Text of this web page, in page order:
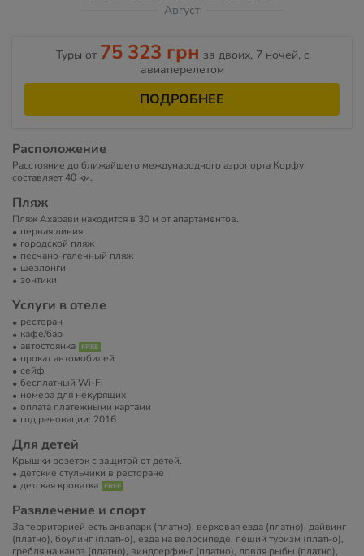
Август
Туры от 75 323 грн за двоих, 7 ночей, c
авиаперелетом
ПОДРОБНЕЕ
Расположение
Расстояние до ближайшего международного аэропорта Корфу
составляет 40 км.
Пляж
Пляж Ахарави находится в 30 м от апартаментов.
первая линия
городской пляж
песчано-галечный пляж
шезлонги
зонтики
Услуги в отеле
ресторан
кафе/бар
автостоянка
прокат автомобилей
сейф
бесплатный Wi-Fi
номера для некурящих
оплата платежными картами
год реновации: 2016
Для детей
Крышки розеток с защитой от детей.
детские стульчики в ресторане
детская кроватка
Развлечение и спорт
За территорией есть аквапарк (платно), верховая езда (платно), дайвинг
(платно), боулинг (платно), езда на велосипеде, пеший туризм (платно),
гребля на каноэ (платно), виндсерфинг (платно), ловля рыбы (платно),